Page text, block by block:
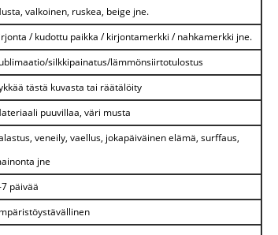
valkoinen, ruskea, beige jne.
/ kudottu paikka / kirjontamerkki / nahkamerkki jne.
silkkipainatus/lämmönsiirtotulostus
tästä kuvasta tai räätälöity
puuvillaa, väri musta
veneily, vaellus, jokapäiväinen elämä, surffaus,
jne
päivää